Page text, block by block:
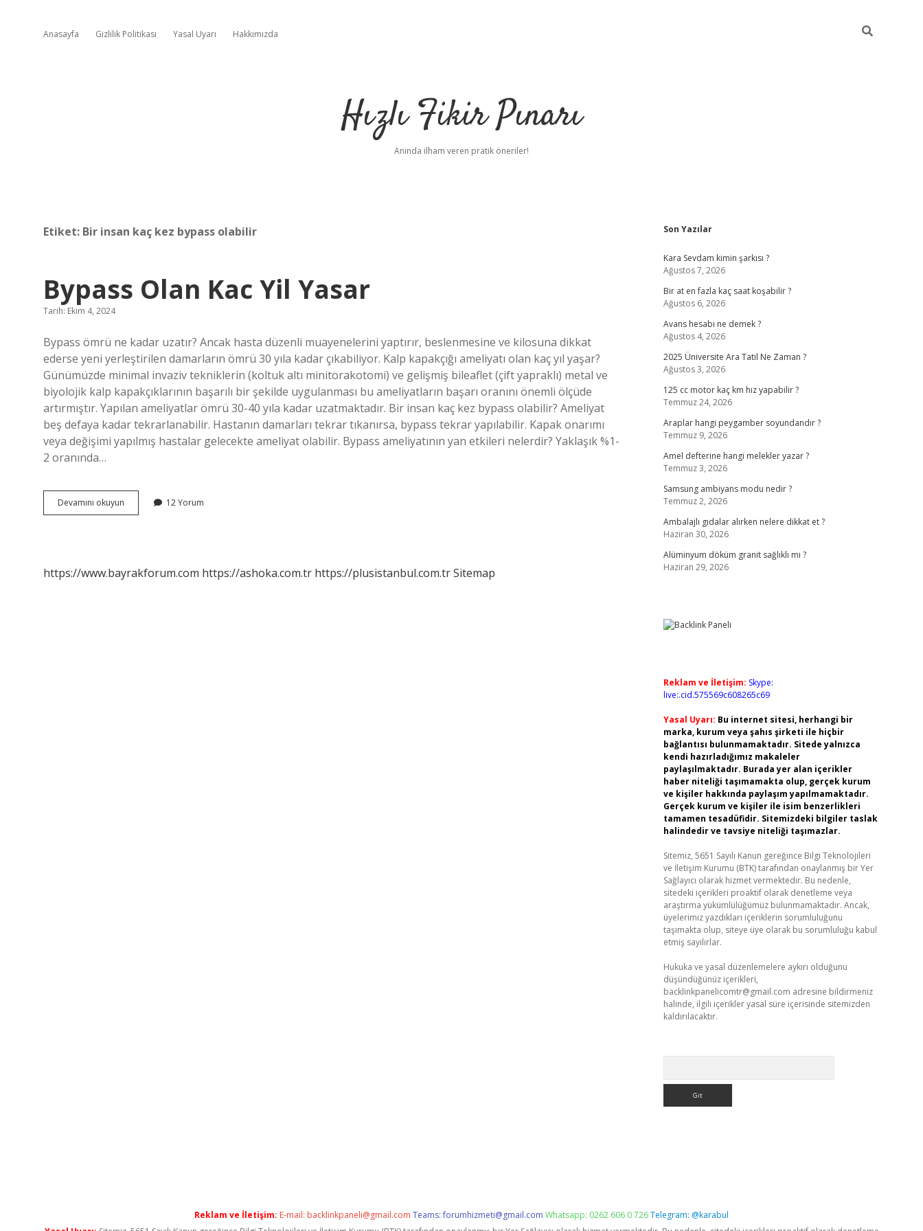
Anasayfa Gizlilik Politikası Yasal Uyarı Hakkımızda
Hızlı Fikir Pınarı
Anında ilham veren pratik öneriler!
Etiket: Bir insan kaç kez bypass olabilir
Bypass Olan Kac Yil Yasar
Tarih: Ekim 4, 2024
Bypass ömrü ne kadar uzatır? Ancak hasta düzenli muayenelerini yaptırır, beslenmesine ve kilosuna dikkat
ederse yeni yerleştirilen damarların ömrü 30 yıla kadar çıkabiliyor. Kalp kapakçığı ameliyatı olan kaç yıl yaşar?
Günümüzde minimal invaziv tekniklerin (koltuk altı minitorakotomi) ve gelişmiş bileaflet (çift yapraklı) metal ve
biyolojik kalp kapakçıklarının başarılı bir şekilde uygulanması bu ameliyatların başarı oranını önemli ölçüde
artırmıştır. Yapılan ameliyatlar ömrü 30-40 yıla kadar uzatmaktadır. Bir insan kaç kez bypass olabilir? Ameliyat
beş defaya kadar tekrarlanabilir. Hastanın damarları tekrar tıkanırsa, bypass tekrar yapılabilir. Kapak onarımı
veya değişimi yapılmış hastalar gelecekte ameliyat olabilir. Bypass ameliyatının yan etkileri nelerdir? Yaklaşık %1-
2 oranında…
Devamını okuyun
Olan
12 Yorum
https://www.bayrakforum.com https://ashoka.com.tr https://plusistanbul.com.trSitemap
Sidebar
Son Yazılar
Kara Sevdam kimin şarkısı ?
Ağustos 7, 2026
Bir at en fazla kaç saat koşabilir ?
Ağustos 6, 2026
Avans hesabı ne demek ?
Ağustos 4, 2026
2025 Üniversite Ara Tatil Ne Zaman ?
Ağustos 3, 2026
125 cc motor kaç km hız yapabilir ?
Temmuz 24, 2026
Araplar hangi peygamber soyundandır ?
Temmuz 9, 2026
Amel defterine hangi melekler yazar ?
Temmuz 3, 2026
Samsung ambiyans modu nedir ?
Temmuz 2, 2026
Ambalajlı gıdalar alırken nelere dikkat et ?
Haziran 30, 2026
Alüminyum döküm granit sağlıklı mı ?
Haziran 29, 2026
Reklam ve İletişim: Skype:
live:.cid.575569c608265c69
Yasal Uyarı: Bu internet sitesi, herhangi bir
marka, kurum veya şahıs şirketi ile hiçbir
bağlantısı bulunmamaktadır. Sitede yalnızca
kendi hazırladığımız makaleler
paylaşılmaktadır. Burada yer alan içerikler
haber niteliği taşımamakta olup, gerçek kurum
ve kişiler hakkında paylaşım yapılmamaktadır.
Gerçek kurum ve kişiler ile isim benzerlikleri
tamamen tesadüfidir. Sitemizdeki bilgiler taslak
halindedir ve tavsiye niteliği taşımazlar.
Sitemiz, 5651 Sayılı Kanun gereğince Bilgi Teknolojileri
ve İletişim Kurumu (BTK) tarafından onaylanmış bir Yer
Sağlayıcı olarak hizmet vermektedir. Bu nedenle,
sitedeki içerikleri proaktif olarak denetleme veya
araştırma yükümlülüğümüz bulunmamaktadır. Ancak,
üyelerimiz yazdıkları içeriklerin sorumluluğunu
taşımakta olup, siteye üye olarak bu sorumluluğu kabul
etmiş sayılırlar.
Hukuka ve yasal düzenlemelere aykırı olduğunu
düşündüğünüz içerikleri,
backlinkpanelicomtr@gmail.com adresine bildirmeniz
halinde, ilgili içerikler yasal süre içerisinde sitemizden
kaldırılacaktır.
Reklam ve İletişim: E-mail: backlinkpaneli@gmail.com Teams:forumhizmeti@gmail.com Whatsapp: 0262 606 0 726Telegram: @karabul